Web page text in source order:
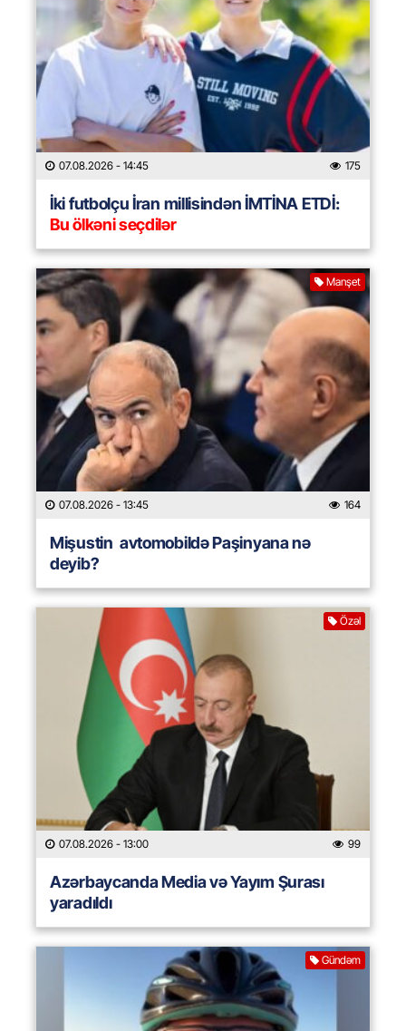
07.08.2026 - 14:45 175
İki futbolçu İran millisindən İMTİNA ETDİ:
Bu ölkəni seçdilər
Manşet
07.08.2026 - 13:45 164
Mişustin avtomobildə Paşinyana nə
deyib?
Özəl
07.08.2026 - 13:00 99
Azərbaycanda Media və Yayım Şurası
yaradıldı
Gündəm